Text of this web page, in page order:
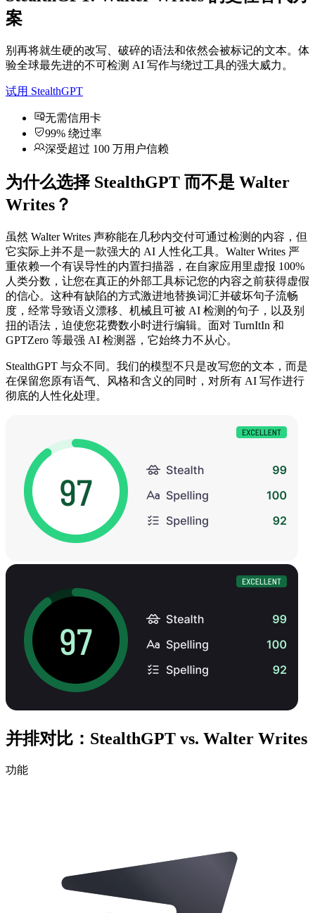
案
别再将就生硬的改写、破碎的语法和依然会被标记的文本。体
验全球最先进的不可检测 AI 写作与绕过工具的强大威力。
试用 StealthGPT
无需信用卡
99% 绕过率
深受超过 100 万用户信赖
为什么选择 StealthGPT 而不是 Walter
Writes？
虽然 Walter Writes 声称能在几秒内交付可通过检测的内容，但
它实际上并不是一款强大的 AI 人性化工具。Walter Writes 严
重依赖一个有误导性的内置扫描器，在自家应用里虚报 100%
人类分数，让您在真正的外部工具标记您的内容之前获得虚假
的信心。这种有缺陷的方式激进地替换词汇并破坏句子流畅
度，经常导致语义漂移、机械且可被 AI 检测的句子，以及别
扭的语法，迫使您花费数小时进行编辑。面对 TurnItIn 和
GPTZero 等最强 AI 检测器，它始终力不从心。
StealthGPT 与众不同。我们的模型不只是改写您的文本，而是
在保留您原有语气、风格和含义的同时，对所有 AI 写作进行
彻底的人性化处理。
并排对比：StealthGPT vs. Walter Writes
功能